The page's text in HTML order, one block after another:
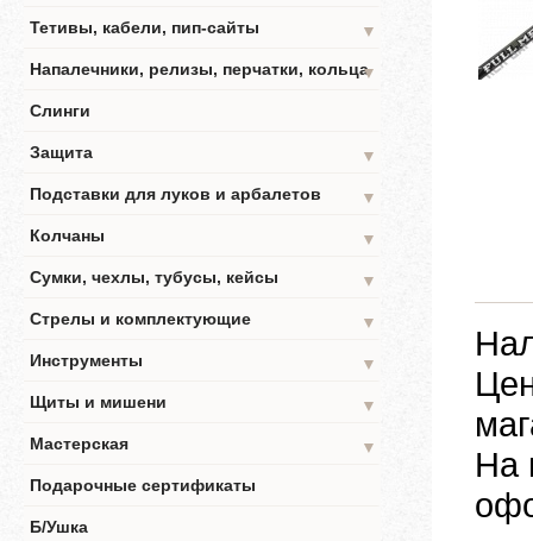
Тетивы, кабели, пип-сайты
▼
Напалечники, релизы, перчатки, кольца▼
Слинги
Защита
▼
Подставки для луков и арбалетов
▼
Колчаны
▼
Сумки, чехлы, тубусы, кейсы
▼
Стрелы и комплектующие
▼
Инструменты
▼
Щиты и мишени
▼
Мастерская
▼
Подарочные сертификаты
Б/Ушка
На